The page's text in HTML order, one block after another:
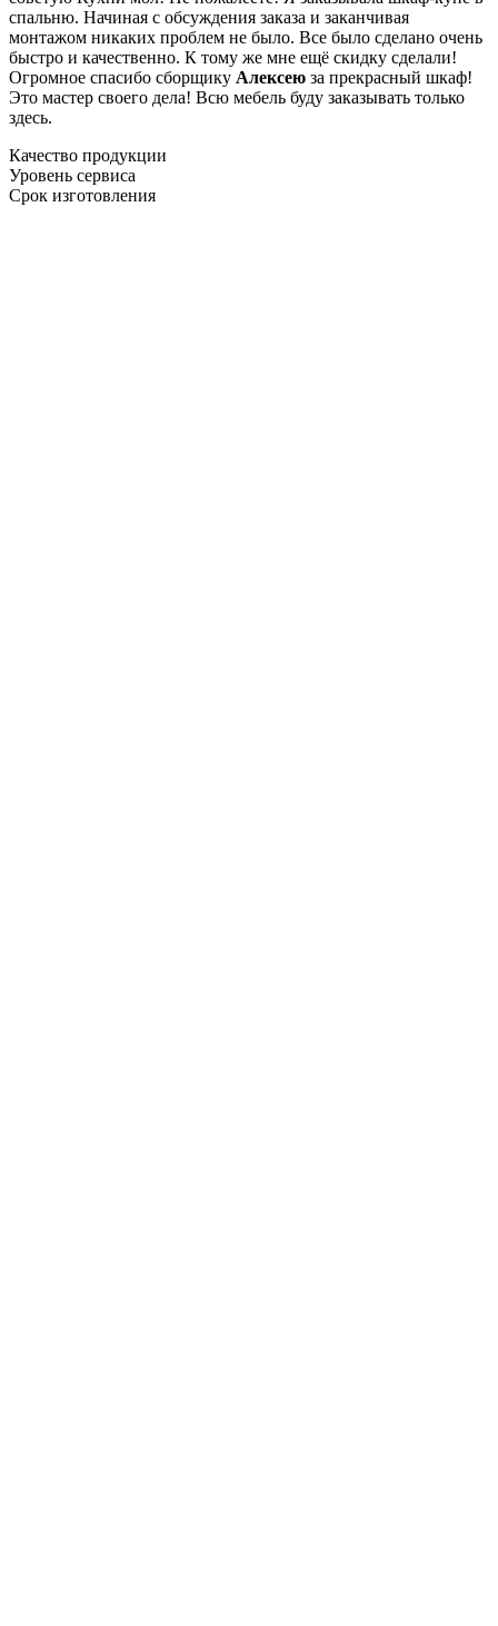
спальню. Начиная с обсуждения заказа и заканчивая
монтажом никаких проблем не было. Все было сделано очень
быстро и качественно. К тому же мне ещё скидку сделали!
Огромное спасибо сборщику Алексею за прекрасный шкаф!
Это мастер своего дела! Всю мебель буду заказывать только
здесь.
Качество продукции
Уровень сервиса
Срок изготовления